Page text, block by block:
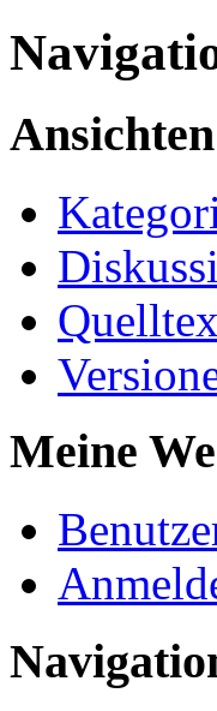
Ansichten
Meine